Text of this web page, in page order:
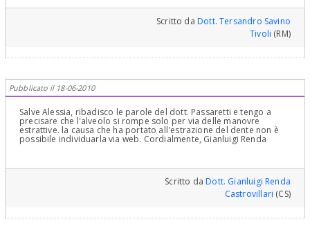
Scritto daDott. Tersandro Savino
Tivoli (RM)
Pubblicato il 18-06-2010
Salve Alessia, ribadisco le parole del dott. Passaretti e tengo a
precisare che l'alveolo si rompe solo per via delle manovre
estrattive. la causa che ha portato all'estrazione del dente non è
possibile individuarla via web. Cordialmente, Gianluigi Renda
Scritto daDott. Gianluigi Renda
Castrovillari (CS)